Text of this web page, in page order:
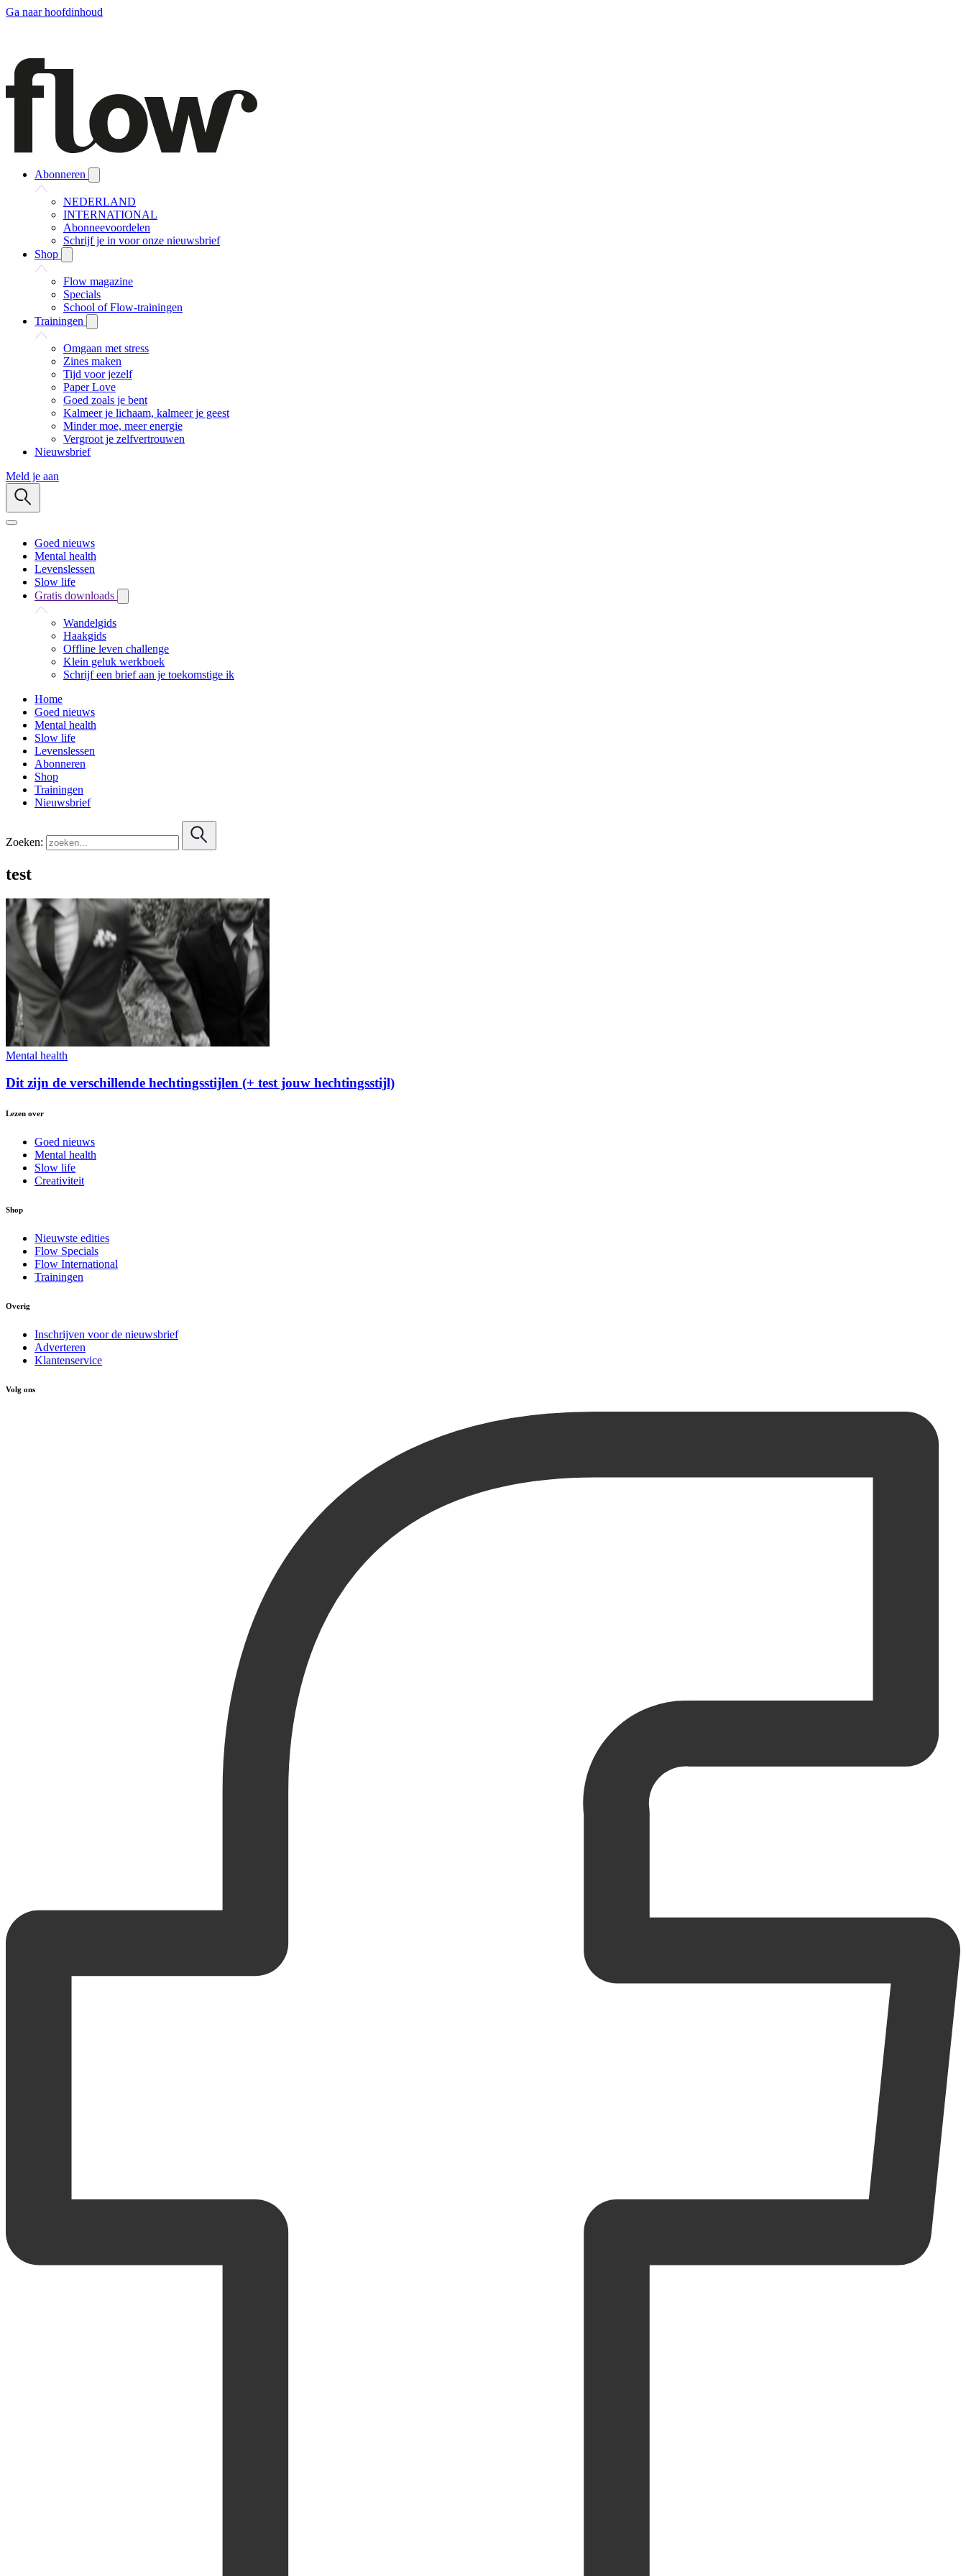
Ga naar hoofdinhoud
Abonneren
NEDERLAND
INTERNATIONAL
Abonneevoordelen
Schrijf je in voor onze nieuwsbrief
Shop
Flow magazine
Specials
School of Flow-trainingen
Trainingen
Omgaan met stress
Zines maken
Tijd voor jezelf
Paper Love
Goed zoals je bent
Kalmeer je lichaam, kalmeer je geest
Minder moe, meer energie
Vergroot je zelfvertrouwen
Nieuwsbrief
Meld je aan
Goed nieuws
Mental health
Levenslessen
Slow life
Gratis downloads
Wandelgids
Haakgids
Offline leven challenge
Klein geluk werkboek
Schrijf een brief aan je toekomstige ik
Home
Goed nieuws
Mental health
Slow life
Levenslessen
Abonneren
Shop
Trainingen
Nieuwsbrief
Zoeken:
test
Mental health
Dit zijn de verschillende hechtingsstijlen (+ test jouw hechtingsstijl)
Lezen over
Goed nieuws
Mental health
Slow life
Creativiteit
Shop
Nieuwste edities
Flow Specials
Flow International
Trainingen
Overig
Inschrijven voor de nieuwsbrief
Adverteren
Klantenservice
Volg ons